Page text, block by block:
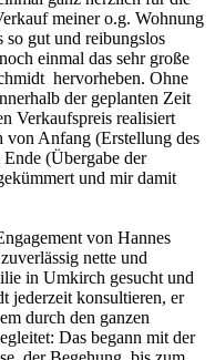
meiner o.g. Wohnung
so gut und reibungslos
einmal das sehr große
hervorheben. Ohne
der geplanten Zeit
Verkaufspreis realisiert
Anfang (Erstellung des
(Übergabe der
und mir damit
von Hannes
nette und
in Umkirch gesucht und
jederzeit konsultieren, er
durch den ganzen
Das begann mit der